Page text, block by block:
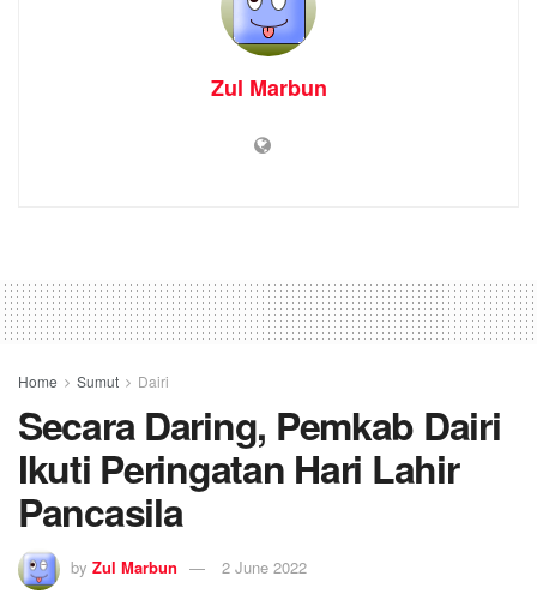
Zul Marbun
Home Sumut Dairi
Secara Daring, Pemkab Dairi
Ikuti Peringatan Hari Lahir
Pancasila
by Zul Marbun 2 June 2022